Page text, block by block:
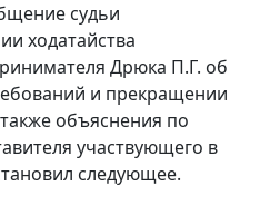
судьи
ходатайства
Дрюка П.Г. об
и прекращении
объяснения по
участвующего в
следующее.